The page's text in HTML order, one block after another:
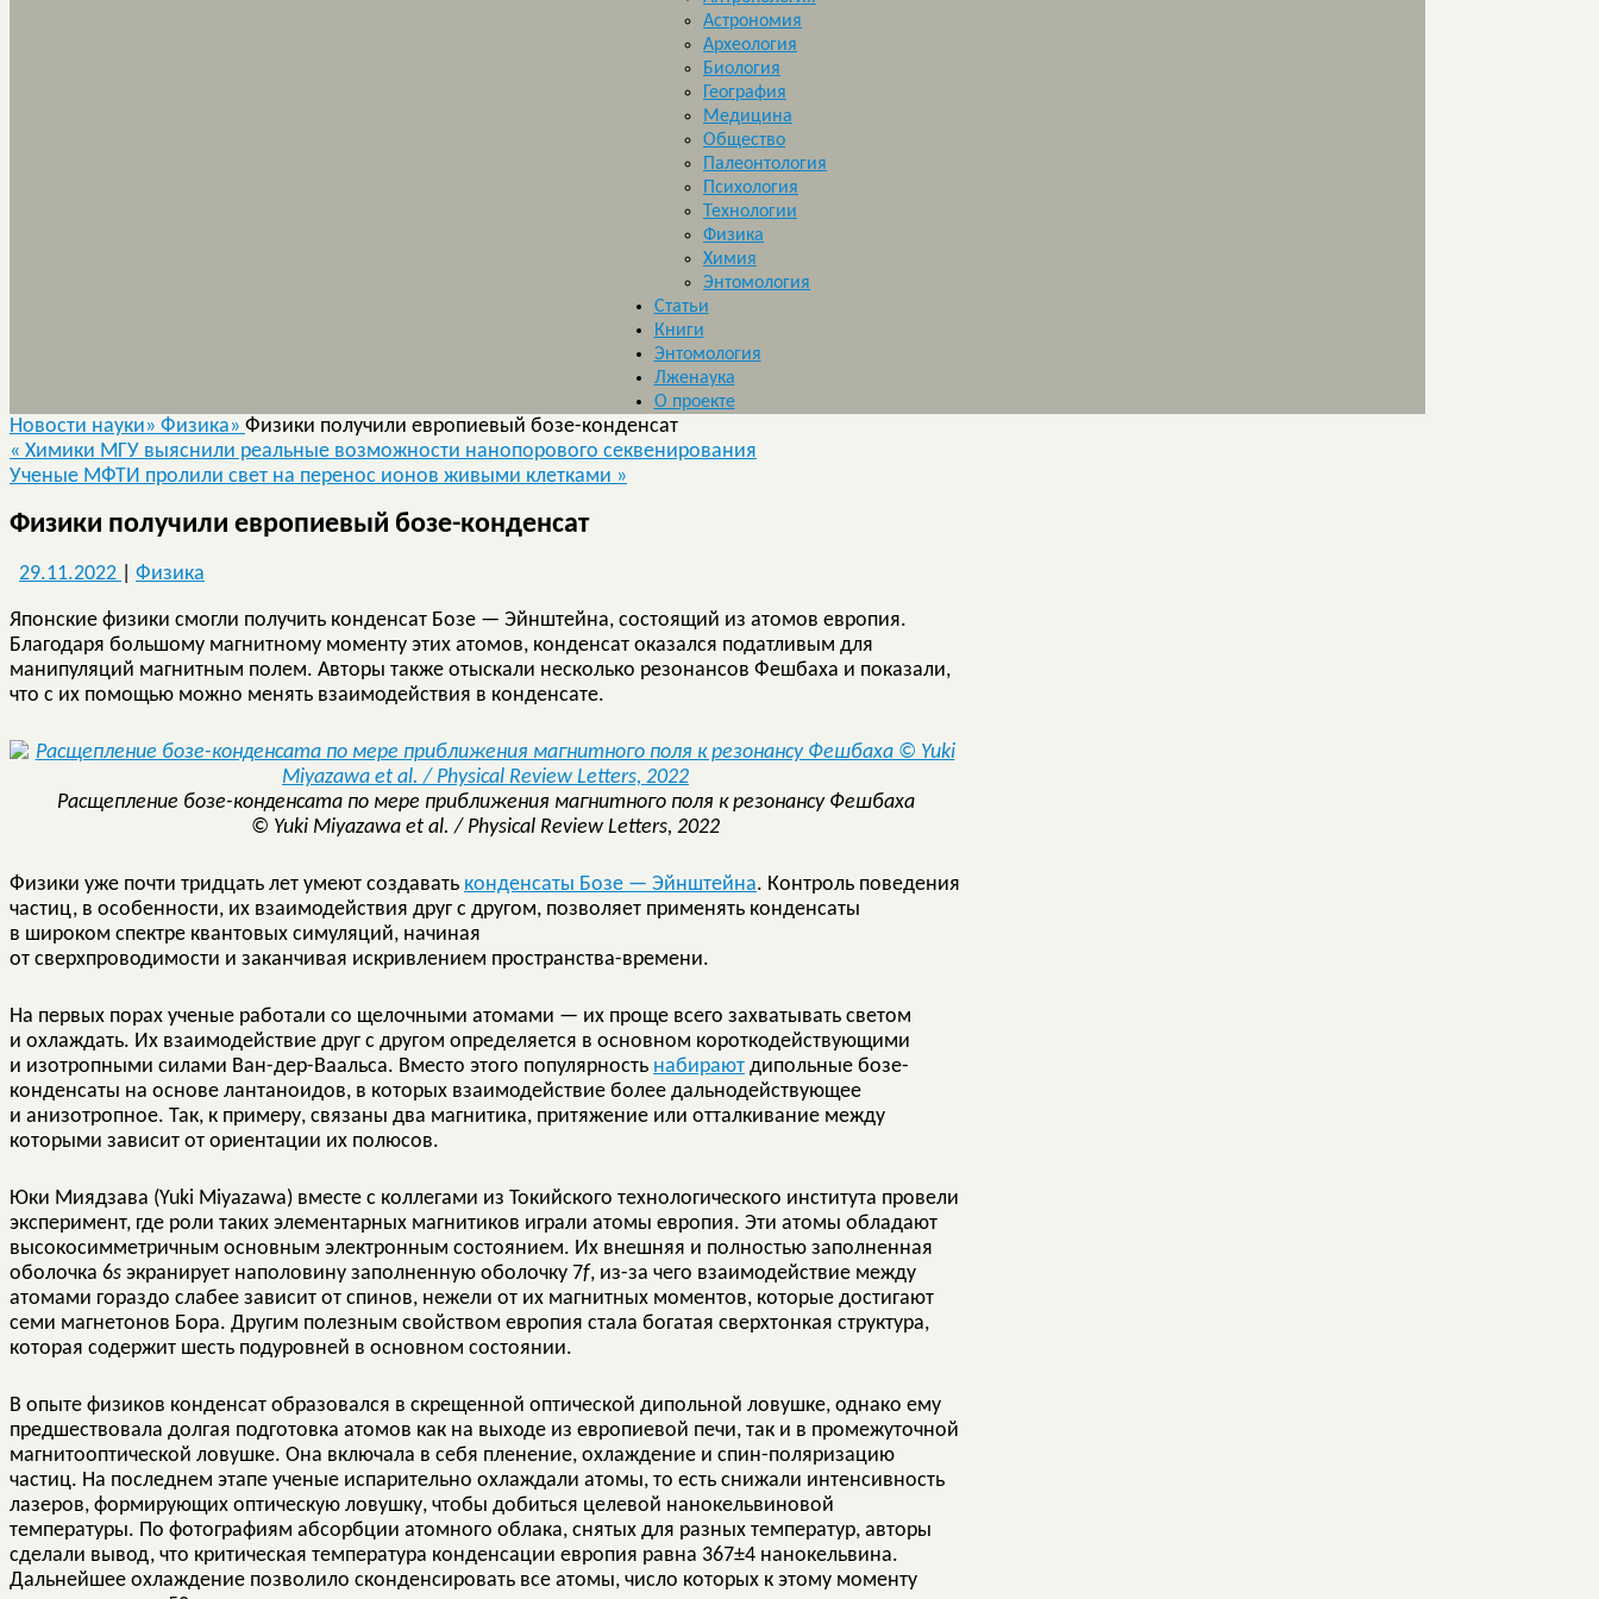
Астрономия
Археология
Биология
География
Медицина
Общество
Палеонтология
Психология
Технологии
Физика
Химия
Энтомология
Статьи
Книги
Энтомология
Лженаука
О проекте
Новости науки» Физика» Физики получили европиевый бозе-конденсат
« Химики МГУ выяснили реальные возможности нанопорового секвенирования
Ученые МФТИ пролили свет на перенос ионов живыми клетками »
Физики получили европиевый бозе-конденсат
29.11.2022 Физика
Японские физики смогли получить конденсат Бозе — Эйнштейна, состоящий из атомов европия.
Благодаря большому магнитному моменту этих атомов, конденсат оказался податливым для
манипуляций магнитным полем. Авторы также отыскали несколько резонансов Фешбаха и показали,
что с их помощью можно менять взаимодействия в конденсате.
Расщепление бозе-конденсата по мере приближения магнитного поля к резонансу Фешбаха
© Yuki Miyazawa et al. / Physical Review Letters, 2022
Физики уже почти тридцать лет умеют создавать конденсаты Бозе — Эйнштейна. Контроль поведения
частиц, в особенности, их взаимодействия друг с другом, позволяет применять конденсаты
в широком спектре квантовых симуляций, начиная
от сверхпроводимости и заканчивая искривлением пространства-времени.
На первых порах ученые работали со щелочными атомами — их проще всего захватывать светом
и охлаждать. Их взаимодействие друг с другом определяется в основном короткодействующими
и изотропными силами Ван-дер-Ваальса. Вместо этого популярность набирают дипольные бозе-
конденсаты на основе лантаноидов, в которых взаимодействие более дальнодействующее
и анизотропное. Так, к примеру, связаны два магнитика, притяжение или отталкивание между
которыми зависит от ориентации их полюсов.
Юки Миядзава (Yuki Miyazawa) вместе с коллегами из Токийского технологического института провели
эксперимент, где роли таких элементарных магнитиков играли атомы европия. Эти атомы обладают
высокосимметричным основным электронным состоянием. Их внешняя и полностью заполненная
оболочка 6s экранирует наполовину заполненную оболочку 7f, из-за чего взаимодействие между
атомами гораздо слабее зависит от спинов, нежели от их магнитных моментов, которые достигают
семи магнетонов Бора. Другим полезным свойством европия стала богатая сверхтонкая структура,
которая содержит шесть подуровней в основном состоянии.
В опыте физиков конденсат образовался в скрещенной оптической дипольной ловушке, однако ему
предшествовала долгая подготовка атомов как на выходе из европиевой печи, так и в промежуточной
магнитооптической ловушке. Она включала в себя пленение, охлаждение и спин-поляризацию
частиц. На последнем этапе ученые испарительно охлаждали атомы, то есть снижали интенсивность
лазеров, формирующих оптическую ловушку, чтобы добиться целевой нанокельвиновой
температуры. По фотографиям абсорбции атомного облака, снятых для разных температур, авторы
сделали вывод, что критическая температура конденсации европия равна 367±4 нанокельвина.
Дальнейшее охлаждение позволило сконденсировать все атомы, число которых к этому моменту